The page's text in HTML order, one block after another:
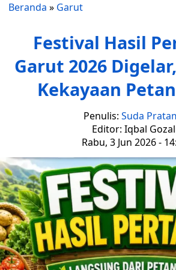
Beranda » Garut
Festival Hasil
Garut 2026
Kekayaan
Penulis: Suda
Editor: Iqbal
Rabu, 3 Jun 2026 -